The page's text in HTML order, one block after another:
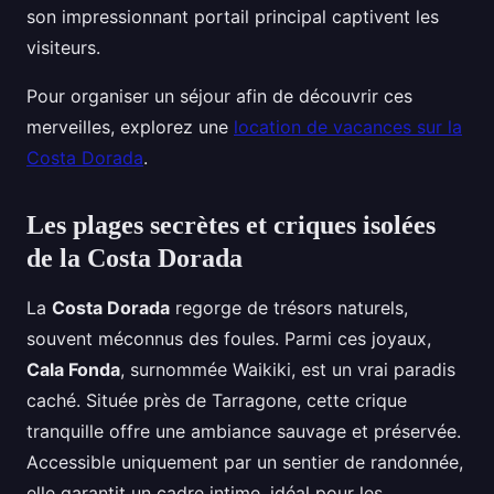
son impressionnant portail principal captivent les
visiteurs.
Pour organiser un séjour afin de découvrir ces
merveilles, explorez une location de vacances sur la
Costa Dorada.
Les plages secrètes et criques isolées
de la Costa Dorada
La Costa Dorada regorge de trésors naturels,
souvent méconnus des foules. Parmi ces joyaux,
Cala Fonda, surnommée Waikiki, est un vrai paradis
caché. Située près de Tarragone, cette crique
tranquille offre une ambiance sauvage et préservée.
Accessible uniquement par un sentier de randonnée,